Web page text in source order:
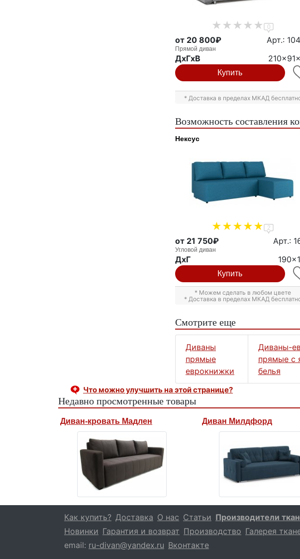
0
от 20 800₽ Арт.:
Прямой диван
ДxГxВ
Купить
* Доставка в пределах МКАД
Возможность составления
Нексус
2
от 21 750₽ Арт.:
Угловой диван
ДxГ
Купить
* Можем сделать в любом цвете
* Доставка в пределах МКАД
Смотрите еще
Диваны
прямые
еврокнижки
Диваны-
прямые с
белья
Что можно улучшить на этой странице?
Недавно просмотренные товары
Диван-кровать Мадлен Диван Милдфорд
Как купить? Доставка О нас Статьи Производители
Новинки Гарантия и возврат Производство Галерея
email: ru-divan@yandex.ru Вконтакте